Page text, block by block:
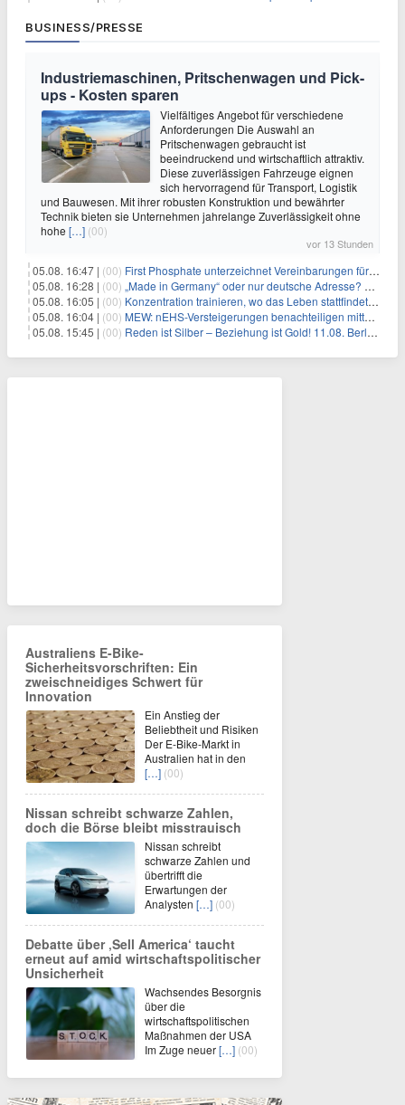
BUSINESS/PRESSE
Industriemaschinen, Pritschenwagen und Pick-
ups - Kosten sparen
Vielfältiges Angebot für verschiedene
Anforderungen Die Auswahl an
Pritschenwagen gebraucht ist
beeindruckend und wirtschaftlich attraktiv.
Diese zuverlässigen Fahrzeuge eignen
sich hervorragend für Transport, Logistik
und Bauwesen. Mit ihrer robusten Konstruktion und bewährter
Technik bieten sie Unternehmen jahrelange Zuverlässigkeit ohne
hohe […] (00)
vor 13 Stunden
05.08. 16:47 | (00) First Phosphate unterzeichnet Vereinbarungen für nicht zu refundierende Zuwendungen in Höhe von 4,84 Mio. $ von der kanadischen Regierung für Straßeninfrastruktur und Stromübertragungsleitungen
05.08. 16:28 | (00) „Made in Germany“ oder nur deutsche Adresse? So erkennen Sie, wo Ihre Leiterplatten wirklich gefertigt werden
05.08. 16:05 | (00) Konzentration trainieren, wo das Leben stattfindet: Mobile EEG-Technologie bringt Neurofeedback in den Alltag
05.08. 16:04 | (00) MEW: nEHS-Versteigerungen benachteiligen mittelständische Unternehmen
05.08. 15:45 | (00) Reden ist Silber – Beziehung ist Gold! 11.08. Berlin – 18:30 Uhr
Australiens E-Bike-
Sicherheitsvorschriften: Ein
zweischneidiges Schwert für
Innovation
Ein Anstieg der
Beliebtheit und Risiken
Der E-Bike-Markt in
Australien hat in den
[…] (00)
Nissan schreibt schwarze Zahlen,
doch die Börse bleibt misstrauisch
Nissan schreibt
schwarze Zahlen und
übertrifft die
Erwartungen der
Analysten […] (00)
Debatte über ‚Sell America‘ taucht
erneut auf amid wirtschaftspolitischer
Unsicherheit
Wachsendes Besorgnis
über die
wirtschaftspolitischen
Maßnahmen der USA
Im Zuge neuer[…] (00)